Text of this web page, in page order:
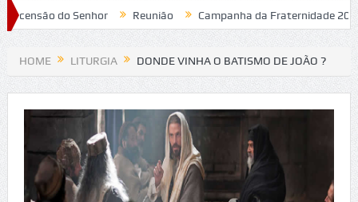
do Senhor Reunião Campanha da Fraternidade 2020
HOME LITURGIA DONDE VINHA O BATISMO DE JOÃO ?